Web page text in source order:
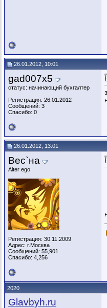
26.01.2012, 10:01
gad007x5
статус: начинающий бухгалтер
Регистрация: 26.01.2012
Сообщений: 3
Спасибо: 0
26.01.2012, 13:01
Вес`на
Alter ego
Регистрация: 30.11.2009
Адрес: г.Москва
Сообщений: 55,901
Спасибо: 4,256
2020
Glavbyh.ru